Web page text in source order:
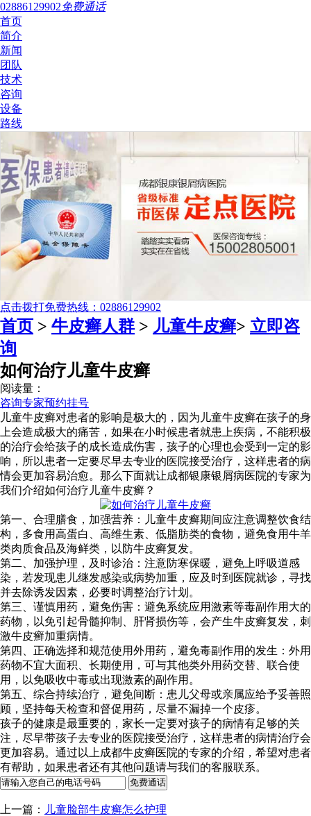
02886129902免费通话
首页
简介
新闻
团队
技术
咨询
设备
路线
点击拨打免费热线：02886129902
首页 > 牛皮癣人群 > 儿童牛皮癣> 立即咨
询
如何治疗儿童牛皮癣
阅读量：
咨询专家预约挂号
儿童牛皮癣对患者的影响是极大的，因为儿童牛皮癣在孩子的身
上会造成极大的痛苦，如果在小时候患者就患上疾病，不能积极
的治疗会给孩子的成长造成伤害，孩子的心理也会受到一定的影
响，所以患者一定要尽早去专业的医院接受治疗，这样患者的病
情会更加容易治愈。那么下面就让成都银康银屑病医院的专家为
我们介绍如何治疗儿童牛皮癣？
第一、合理膳食，加强营养：儿童牛皮癣期间应注意调整饮食结
构，多食用高蛋白、高维生素、低脂肪类的食物，避免食用牛羊
类肉质食品及海鲜类，以防牛皮癣复发。
第二、加强护理，及时诊治：注意防寒保暖，避免上呼吸道感
染，若发现患儿继发感染或病势加重，应及时到医院就诊，寻找
并去除诱发因素，必要时调整治疗计划。
第三、谨慎用药，避免伤害：避免系统应用激素等毒副作用大的
药物，以免引起骨髓抑制、肝肾损伤等，会产生牛皮癣复发，刺
激牛皮癣加重病情。
第四、正确选择和规范使用外用药，避免毒副作用的发生：外用
药物不宜大面积、长期使用，可与其他类外用药交替、联合使
用，以免吸收中毒或出现激素的副作用。
第五、综合持续治疗，避免间断：患儿父母或亲属应给予妥善照
顾，坚持每天检查和督促用药，尽量不漏掉一个皮疹。
孩子的健康是最重要的，家长一定要对孩子的病情有足够的关
注，尽早带孩子去专业的医院接受治疗，这样患者的病情治疗会
更加容易。通过以上成都牛皮癣医院的专家的介绍，希望对患者
有帮助，如果患者还有其他问题请与我们的客服联系。
上一篇：
儿童脸部牛皮癣怎么护理